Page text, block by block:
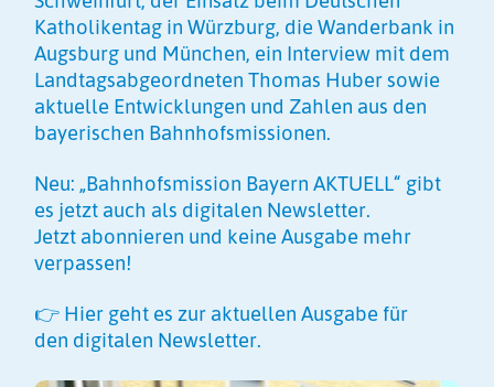
Katholikentag in Würzburg, die Wanderbank in
Augsburg und München, ein Interview mit dem
Landtagsabgeordneten Thomas Huber sowie
aktuelle Entwicklungen und Zahlen aus den
bayerischen Bahnhofsmissionen.
Neu: „Bahnhofsmission Bayern AKTUELL“ gibt
es jetzt auch als digitalen Newsletter.
Jetzt abonnieren und keine Ausgabe mehr
verpassen!
👉 Hier geht es zur aktuellen Ausgabe für
den digitalen Newsletter.